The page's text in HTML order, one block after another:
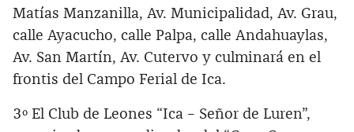
Matías Manzanilla, Av. Municipalidad, Av. Grau,
calle Ayacucho, calle Palpa, calle Andahuaylas,
Av. San Martín, Av. Cutervo y culminará en el
frontis del Campo Ferial de Ica.
3º El Club de Leones “Ica – Señor de Luren”,